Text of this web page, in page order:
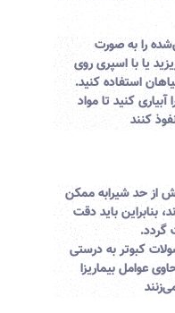
را به صورت
یا با اسپری روی
استفاده کنید.
کنید تا مواد
کنند
از حد شیرابه ممکن
بنابراین باید دقت
گردد.
کبوتر به درستی
عوامل بیماریزا